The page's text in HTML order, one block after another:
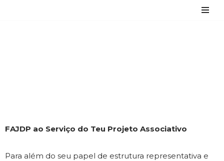
FAJDP ao Serviço do Teu Projeto Associativo
Para além do seu papel de estrutura representativa e